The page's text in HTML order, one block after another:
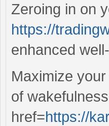
Zeroing in on
https://
enhanced
Maximize
of
href=https://